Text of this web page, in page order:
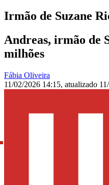
Irmão de Suzane
Andreas, irmão de
milhões
Fábia Oliveira
11/02/2026 14:15, atualizado